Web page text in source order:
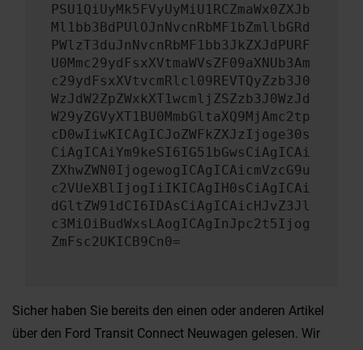
PSU1QiUyMk5FVyUyMiU1RCZmaWx0ZXJb
Ml1bb3BdPUlOJnNvcnRbMF1bZmllbGRd
PWlzT3duJnNvcnRbMF1bb3JkZXJdPURF
U0Mmc29ydFsxXVtmaWVsZF09aXNUb3Am
c29ydFsxXVtvcmRlcl09REVTQyZzb3J0
WzJdW2ZpZWxkXT1wcmljZSZzb3J0WzJd
W29yZGVyXT1BU0MmbGltaXQ9MjAmc2tp
cD0wIiwKICAgICJoZWFkZXJzIjoge30s
CiAgICAiYm9keSI6IG51bGwsCiAgICAi
ZXhwZWN0IjogewogICAgICAicmVzcG9u
c2VUeXBlIjogIiIKICAgIH0sCiAgICAi
dGltZW91dCI6IDAsCiAgICAicHJvZ3Jl
c3MiOiBudWxsLAogICAgInJpc2t5Ijog
ZmFsc2UKICB9Cn0=
Sicher haben Sie bereits den einen oder anderen Artikel
über den Ford Transit Connect Neuwagen gelesen. Wir